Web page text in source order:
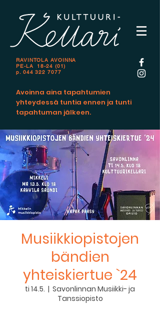
RAVINTOLA AVOINNA
PE-LA 18-24 (01)
p. 044 322 7077
Avoinna aina tapahtumien
yhteydessä tuntia ennen ja tunti
tapahtuman jälkeen.
Musiikkiopistojen
bändien
yhteiskiertue `24
ti 14.5.
  |
Savonlinnan Musiikki- ja
Tanssiopisto